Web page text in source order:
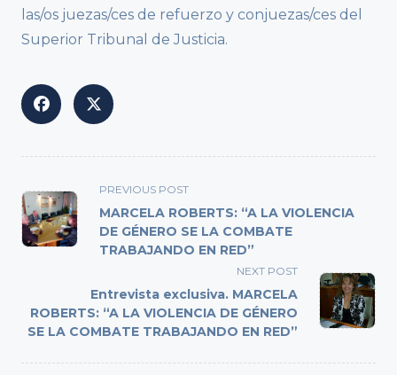
las/os juezas/ces de refuerzo y conjuezas/ces del
Superior Tribunal de Justicia.
<span
class="nav-
subtitle
screen-
text">Page</span>
PREVIOUS POST
MARCELA ROBERTS: “A LA VIOLENCIA
DE GÉNERO SE LA COMBATE
TRABAJANDO EN RED”
NEXT POST
Entrevista exclusiva. MARCELA
ROBERTS: “A LA VIOLENCIA DE GÉNERO
SE LA COMBATE TRABAJANDO EN RED”